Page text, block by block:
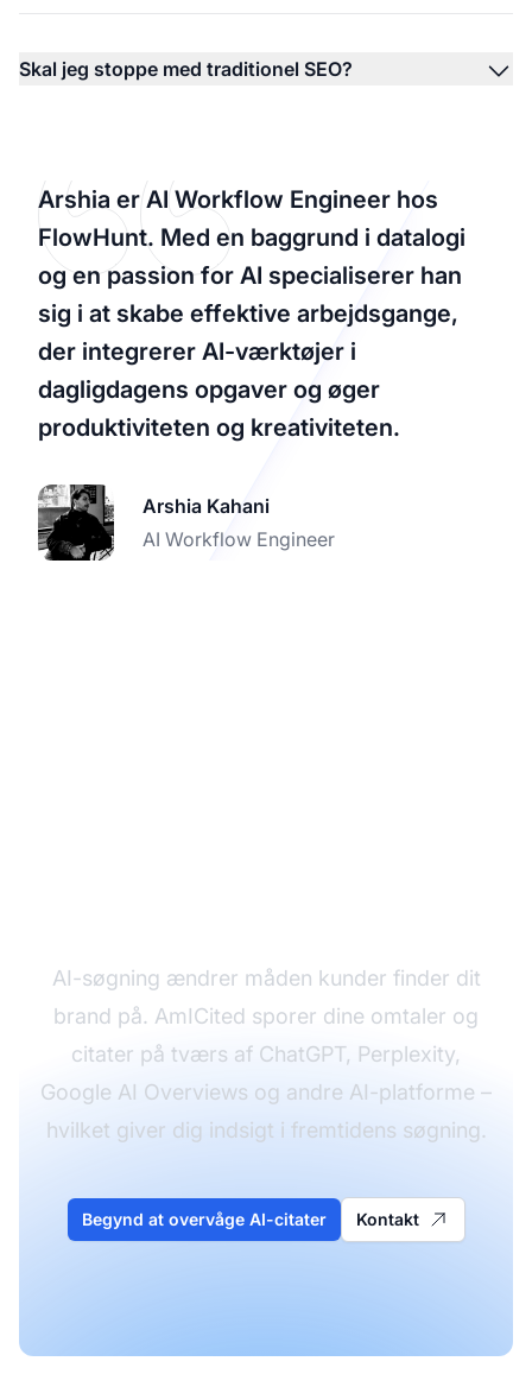
Skal jeg stoppe med traditionel SEO?
Arshia er AI Workflow Engineer hos
FlowHunt. Med en baggrund i datalogi
og en passion for AI specialiserer han
sig i at skabe effektive arbejdsgange,
der integrerer AI-værktøjer i
dagligdagens opgaver og øger
produktiviteten og kreativiteten.
Arshia Kahani
AI Workflow Engineer
AI-søgning ændrer måden kunder finder dit
brand på. AmICited sporer dine omtaler og
citater på tværs af ChatGPT, Perplexity,
Google AI Overviews og andre AI-platforme –
hvilket giver dig indsigt i fremtidens søgning.
Begynd at overvåge AI-citater Kontakt